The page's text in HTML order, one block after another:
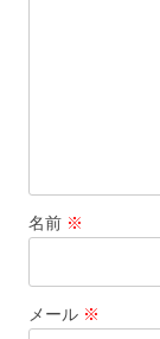
名前 ※
メール ※